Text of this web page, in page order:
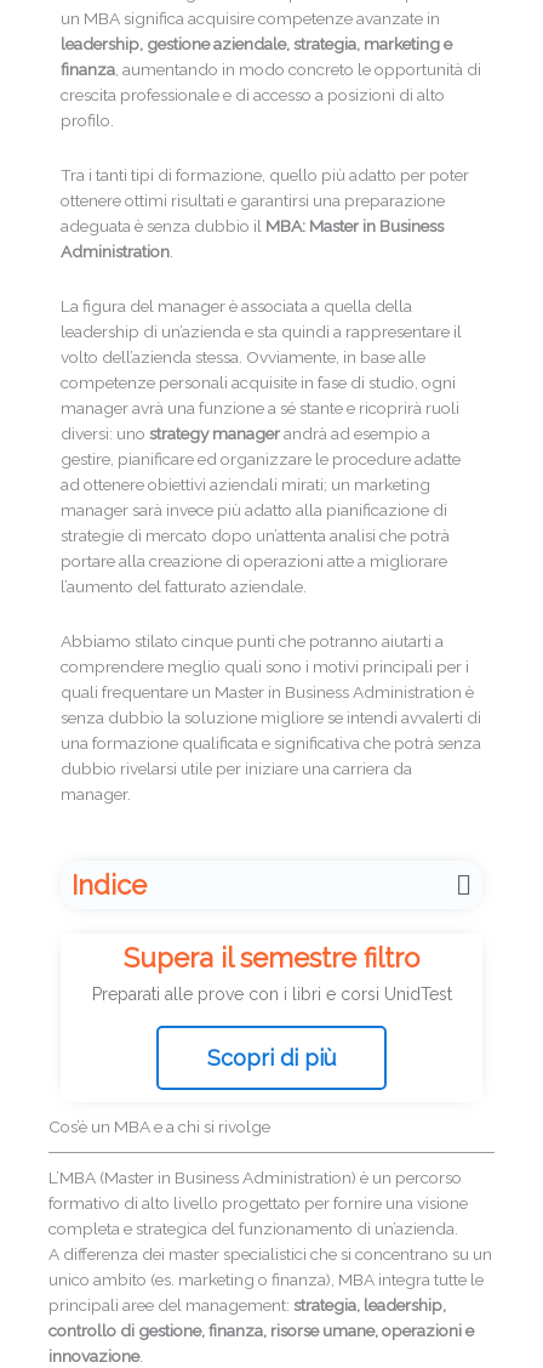
un MBA significa acquisire competenze avanzate in
leadership, gestione aziendale, strategia, marketing e
finanza, aumentando in modo concreto le opportunità di
crescita professionale e di accesso a posizioni di alto
profilo.
Tra i tanti tipi di formazione, quello più adatto per poter
ottenere ottimi risultati e garantirsi una preparazione
adeguata è senza dubbio il MBA: Master in Business
Administration.
La figura del manager è associata a quella della
leadership di un’azienda e sta quindi a rappresentare il
volto dell’azienda stessa. Ovviamente, in base alle
competenze personali acquisite in fase di studio, ogni
manager avrà una funzione a sé stante e ricoprirà ruoli
diversi: uno strategy managerandrà ad esempio a
gestire, pianificare ed organizzare le procedure adatte
ad ottenere obiettivi aziendali mirati; un marketing
manager sarà invece più adatto alla pianificazione di
strategie di mercato dopo un’attenta analisi che potrà
portare alla creazione di operazioni atte a migliorare
l’aumento del fatturato aziendale.
Abbiamo stilato cinque punti che potranno aiutarti a
comprendere meglio quali sono i motivi principali per i
quali frequentare un Master in Business Administration è
senza dubbio la soluzione migliore se intendi avvalerti di
una formazione qualificata e significativa che potrà senza
dubbio rivelarsi utile per iniziare una carriera da
manager.
Indice
Supera il semestre filtro
Preparati alle prove con i libri e corsi UnidTest
Scopri di più
Cos’è un MBA e a chi si rivolge
L’MBA (Master in Business Administration) è un percorso
formativo di alto livello progettato per fornire una visione
completa e strategica del funzionamento di un’azienda.
A differenza dei master specialistici che si concentrano su un
unico ambito (es. marketing o finanza), MBA integra tutte le
principali aree del management: strategia, leadership,
controllo di gestione, finanza, risorse umane, operazioni e
innovazione.